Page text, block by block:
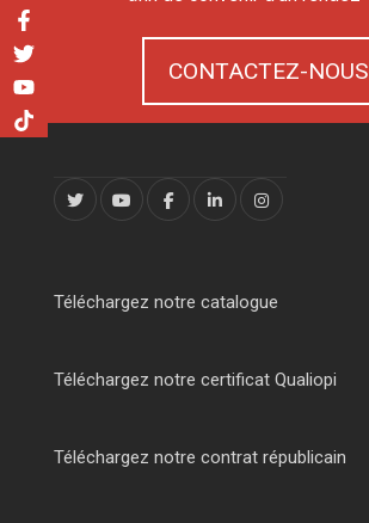
CONTACTEZ-NOUS
Téléchargez notre catalogue
Téléchargez notre certificat Qualiopi
Téléchargez notre contrat républicain